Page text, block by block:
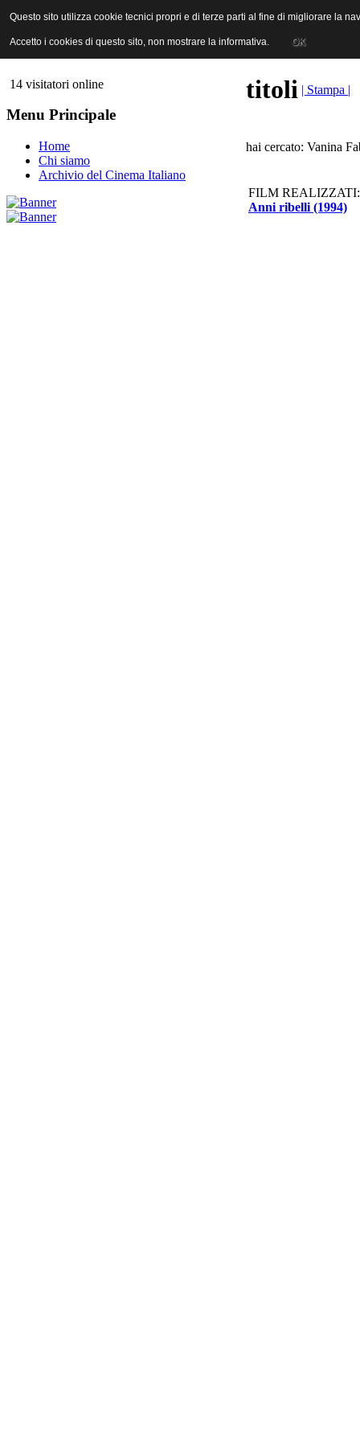
ANICA | Associazione Nazionale Industrie Cinematografiche
14 visitatori online
Menu Principale
Home
Chi siamo
Archivio del Cinema Italiano
titoli | Stampa |
hai cercato: Vanina
FILM REALIZZATI:
Anni ribelli (1994)
Questo sito utilizza cookie tecnici propri e di terze parti al fine di migliorare la
Accetto i cookies di questo sito, non mostrare la informativa. OK
Questo sito utilizza cookie tecnici propri e di terze parti al fine di migliorare la
Accetto i cookies di questo sito, non mostrare la informativa. OK